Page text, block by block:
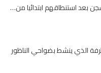
الذي ينشط بضواحي الناظور